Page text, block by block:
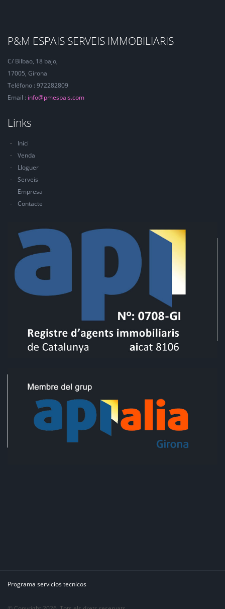
P&M ESPAIS SERVEIS IMMOBILIARIS
C/ Bilbao, 18 bajo,
17005, Girona
Teléfono : 972282809
Email : info@pmespais.com
Links
Inici
Venda
Lloguer
Serveis
Empresa
Contacte
Programa servicios tecnicos